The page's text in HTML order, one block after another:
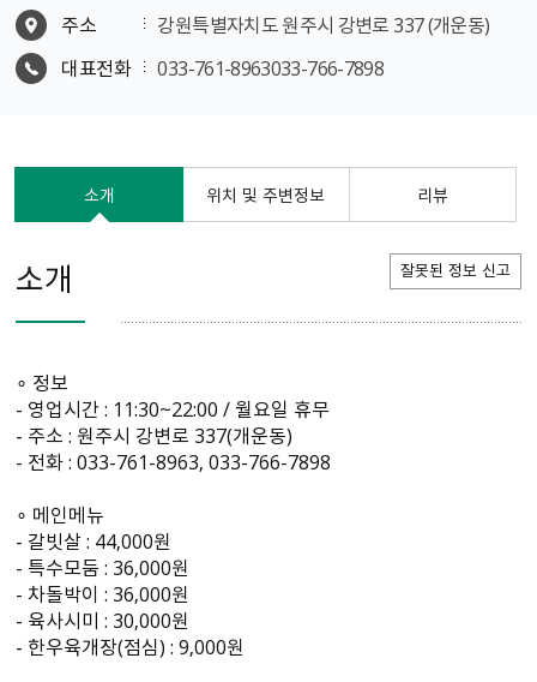
주소
강원특별자치도 원주시 강변로 337 (개운동)
대표전화
033-761-8963033-766-7898
소개 위치 및 주변정보 리뷰
소개 잘못된 정보 신고
∘ 정보
- 영업시간 : 11:30~22:00 / 월요일 휴무
- 주소 : 원주시 강변로 337(개운동)
- 전화 : 033-761-8963, 033-766-7898
∘ 메인메뉴
- 갈빗살 : 44,000원
- 특수모둠 : 36,000원
- 차돌박이 : 36,000원
- 육사시미 : 30,000원
- 한우육개장(점심) : 9,000원